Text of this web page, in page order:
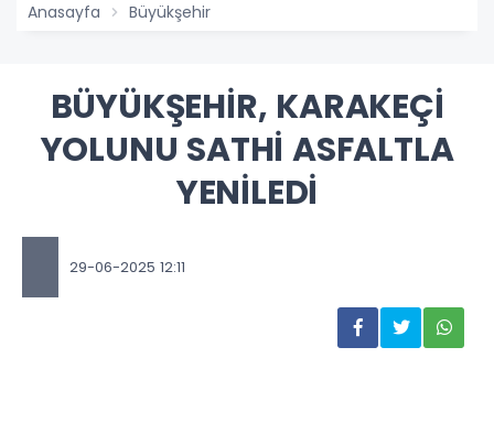
Anasayfa Büyükşehir
BÜYÜKŞEHİR, KARAKEÇİ
YOLUNU SATHİ ASFALTLA
YENİLEDİ
29-06-2025 12:11